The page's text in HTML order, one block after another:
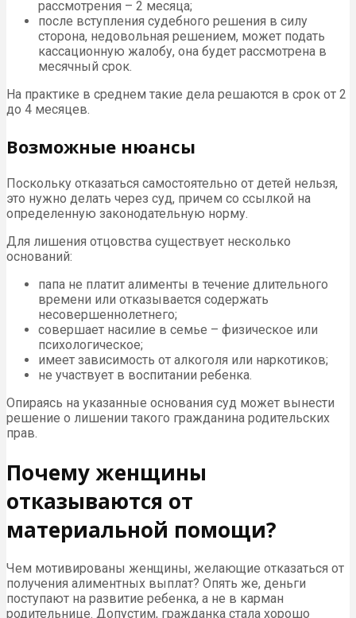
рассмотрения – 2 месяца;
после вступления судебного решения в силу
сторона, недовольная решением, может подать
кассационную жалобу, она будет рассмотрена в
месячный срок.
На практике в среднем такие дела решаются в срок от 2
до 4 месяцев.
Возможные нюансы
Поскольку отказаться самостоятельно от детей нельзя,
это нужно делать через суд, причем со ссылкой на
определенную законодательную норму.
Для лишения отцовства существует несколько
оснований:
папа не платит алименты в течение длительного
времени или отказывается содержать
несовершеннолетнего;
совершает насилие в семье – физическое или
психологическое;
имеет зависимость от алкоголя или наркотиков;
не участвует в воспитании ребенка.
Опираясь на указанные основания суд может вынести
решение о лишении такого гражданина родительских
прав.
Почему женщины
отказываются от
материальной помощи?
Чем мотивированы женщины, желающие отказаться от
получения алиментных выплат? Опять же, деньги
поступают на развитие ребенка, а не в карман
родительнице. Допустим, гражданка стала хорошо